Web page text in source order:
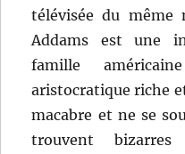
télévisée du même
Addams est une
famille
aristocratique riche
macabre et ne se
trouvent